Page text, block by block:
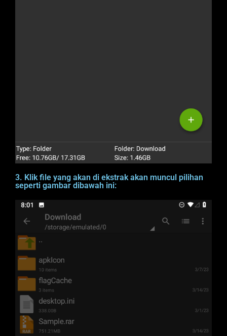
3. Klik file yang akan di ekstrak akan muncul pilihan
seperti gambar dibawah ini: